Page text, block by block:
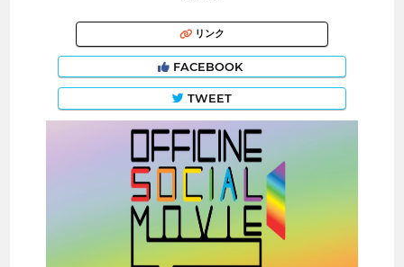
リンク
FACEBOOK
TWEET